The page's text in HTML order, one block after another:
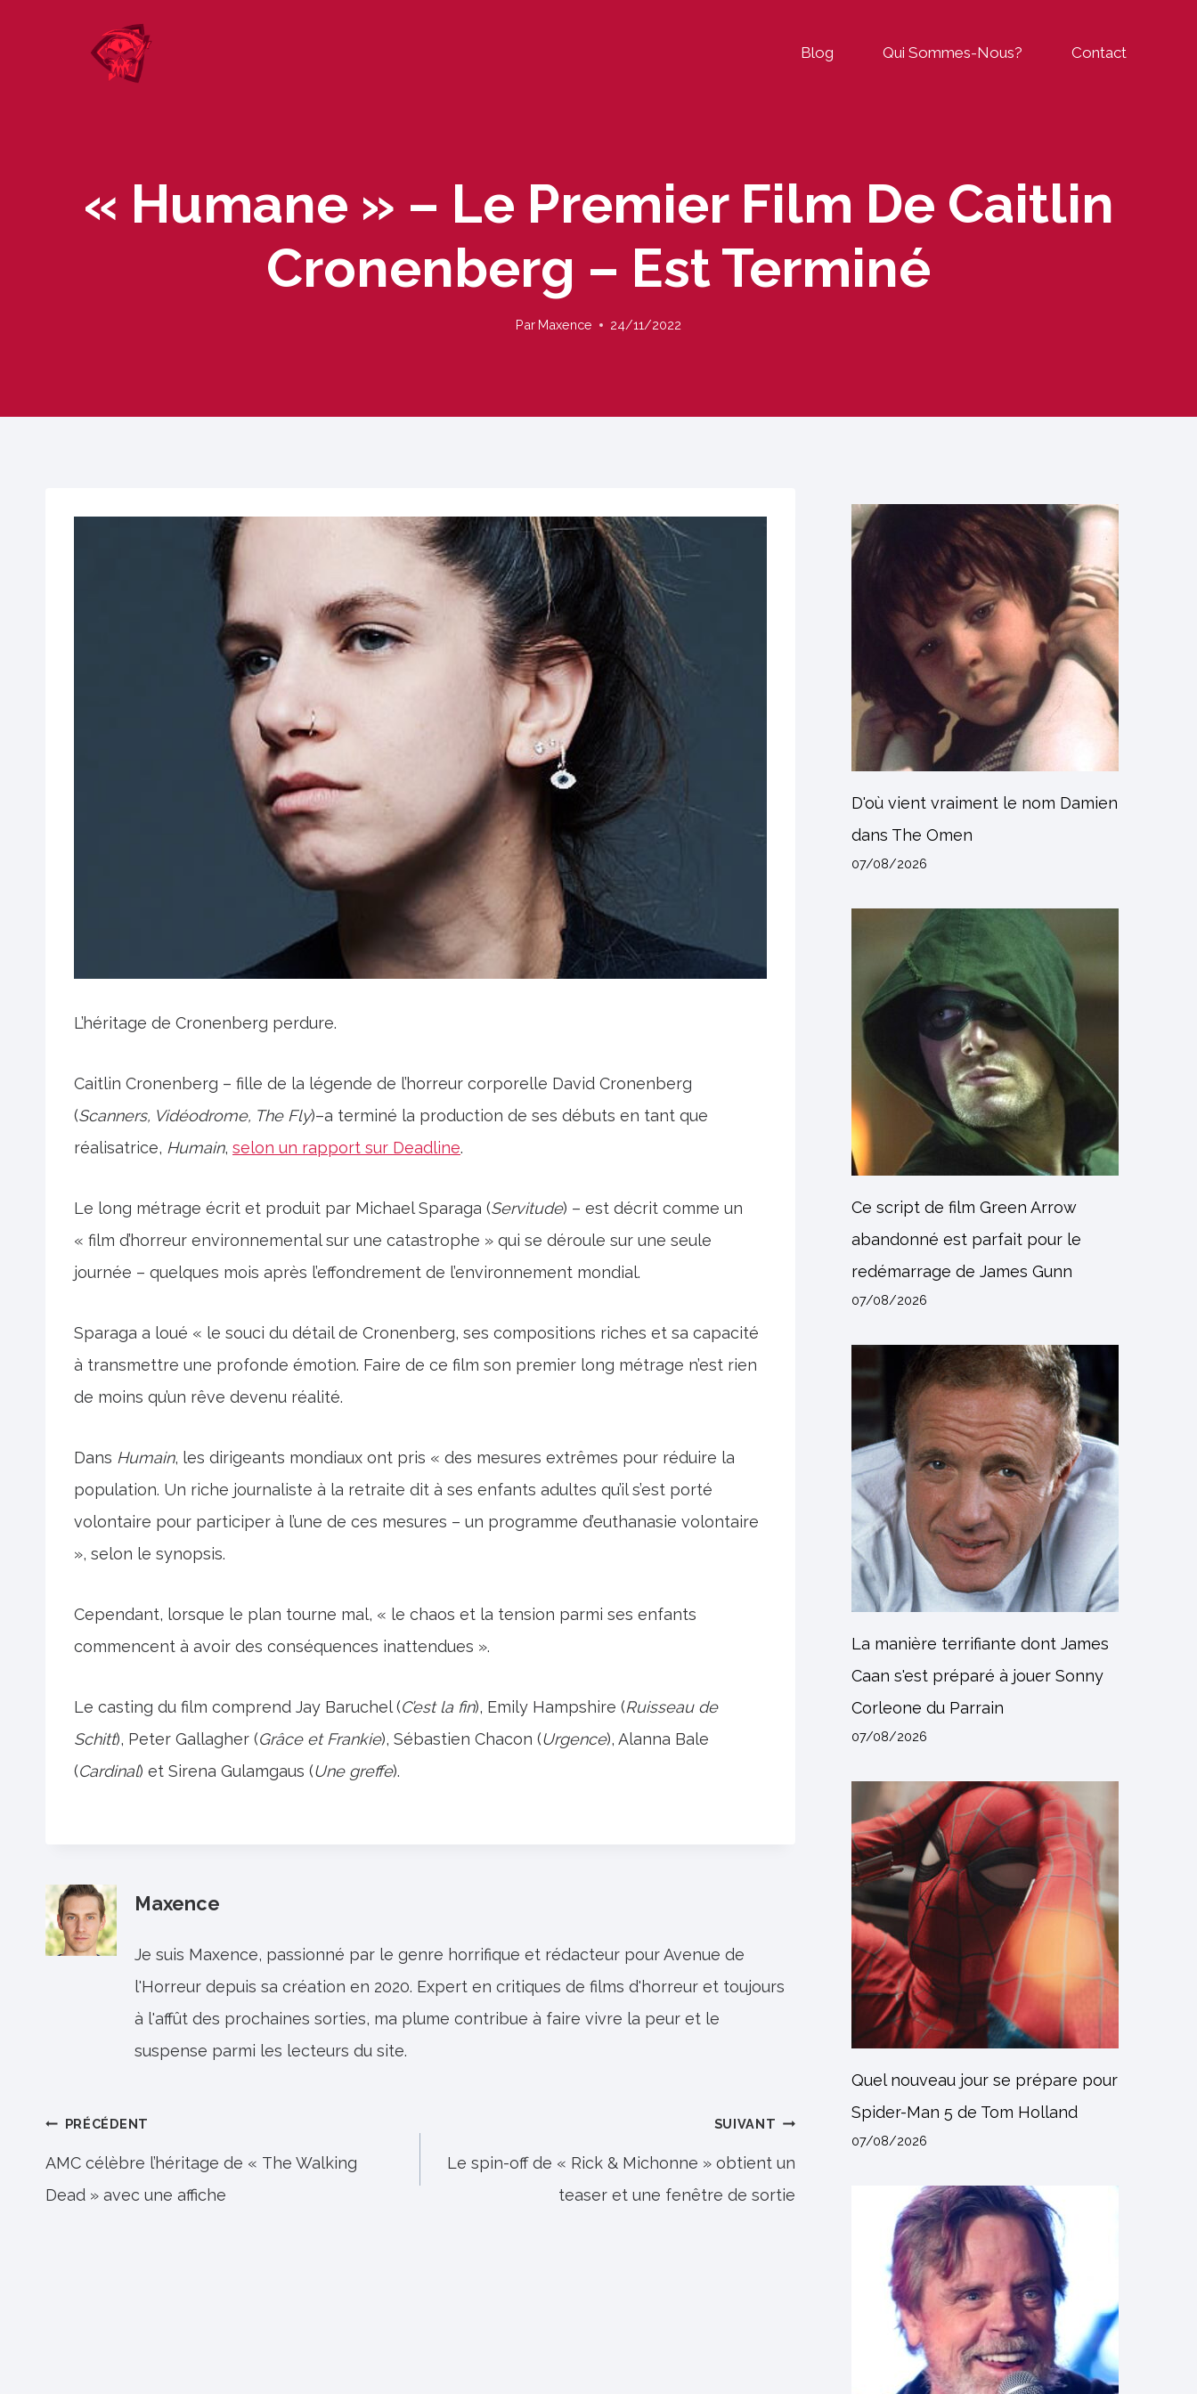
Blog Qui Sommes-Nous? Contact
« Humane » – Le Premier Film De Caitlin
Cronenberg – Est Terminé
Par Maxence 24/11/2022
L’héritage de Cronenberg perdure.
Caitlin Cronenberg – fille de la légende de l’horreur corporelle David Cronenberg
(Scanners, Vidéodrome, The Fly)–a terminé la production de ses débuts en tant que
réalisatrice, Humain, selon un rapport sur Deadline.
Le long métrage écrit et produit par Michael Sparaga (Servitude) – est décrit comme un
« film d’horreur environnemental sur une catastrophe » qui se déroule sur une seule
journée – quelques mois après l’effondrement de l’environnement mondial.
Sparaga a loué « le souci du détail de Cronenberg, ses compositions riches et sa capacité
à transmettre une profonde émotion. Faire de ce film son premier long métrage n’est rien
de moins qu’un rêve devenu réalité.
Dans Humain, les dirigeants mondiaux ont pris « des mesures extrêmes pour réduire la
population. Un riche journaliste à la retraite dit à ses enfants adultes qu’il s’est porté
volontaire pour participer à l’une de ces mesures – un programme d’euthanasie volontaire
», selon le synopsis.
Cependant, lorsque le plan tourne mal, « le chaos et la tension parmi ses enfants
commencent à avoir des conséquences inattendues ».
Le casting du film comprend Jay Baruchel (C’est la fin), Emily Hampshire (Ruisseau de
Schitt), Peter Gallagher (Grâce et Frankie), Sébastien Chacon (Urgence), Alanna Bale
(Cardinal) et Sirena Gulamgaus (Une greffe).
Maxence
Je suis Maxence, passionné par le genre horrifique et rédacteur pour Avenue de
l'Horreur depuis sa création en 2020. Expert en critiques de films d'horreur et toujours
à l'affût des prochaines sorties, ma plume contribue à faire vivre la peur et le
suspense parmi les lecteurs du site.
Navigation
de
l’article
PRÉCÉDENT
AMC célèbre l’héritage de « The Walking
Dead » avec une affiche
SUIVANT
Le spin-off de « Rick & Michonne » obtient un
teaser et une fenêtre de sortie
D'où vient vraiment le nom Damien
dans The Omen
07/08/2026
Ce script de film Green Arrow
abandonné est parfait pour le
redémarrage de James Gunn
07/08/2026
La manière terrifiante dont James
Caan s'est préparé à jouer Sonny
Corleone du Parrain
07/08/2026
Quel nouveau jour se prépare pour
Spider-Man 5 de Tom Holland
07/08/2026